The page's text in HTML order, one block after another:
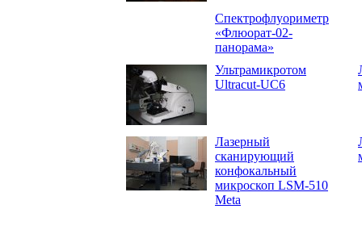
Спектрофлуориметр
«Флюорат-02-
панорама»
Ультрамикротом
Ultracut-UC6
Лазерный
сканирующий
конфокальный
микроскоп LSM-510
Meta